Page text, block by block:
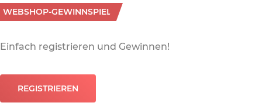
WEBSHOP-GEWINNSPIEL
Einfach registrieren und Gewinnen!
REGISTRIEREN